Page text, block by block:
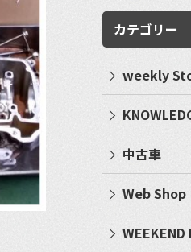
カテゴリー
weekly
中古車
Web Shop
WEEKEND